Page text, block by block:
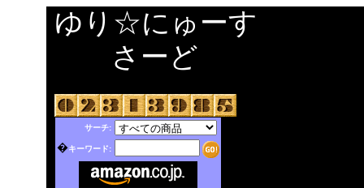
ゆり☆にゅーす
さーど
サーチ:
�キーワード: